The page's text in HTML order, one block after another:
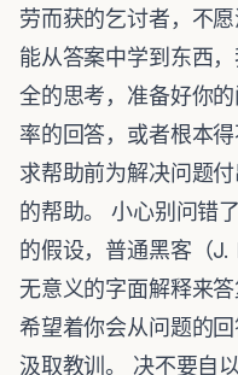
劳而获的乞讨者，不
能从答案中学到东西
全的思考，准备好你
率的回答，或者根本
求帮助前为解决问题
的帮助。 小心别问错
的假设，普通黑客（
无意义的字面解释来答
希望着你会从问题的
汲取教训。 决不要自